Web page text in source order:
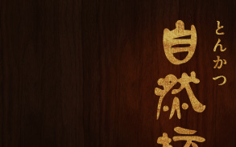
自然坊からのお知
久が原のとんかつ＞